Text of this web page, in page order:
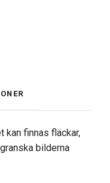
kan finnas fläckar,
bilderna